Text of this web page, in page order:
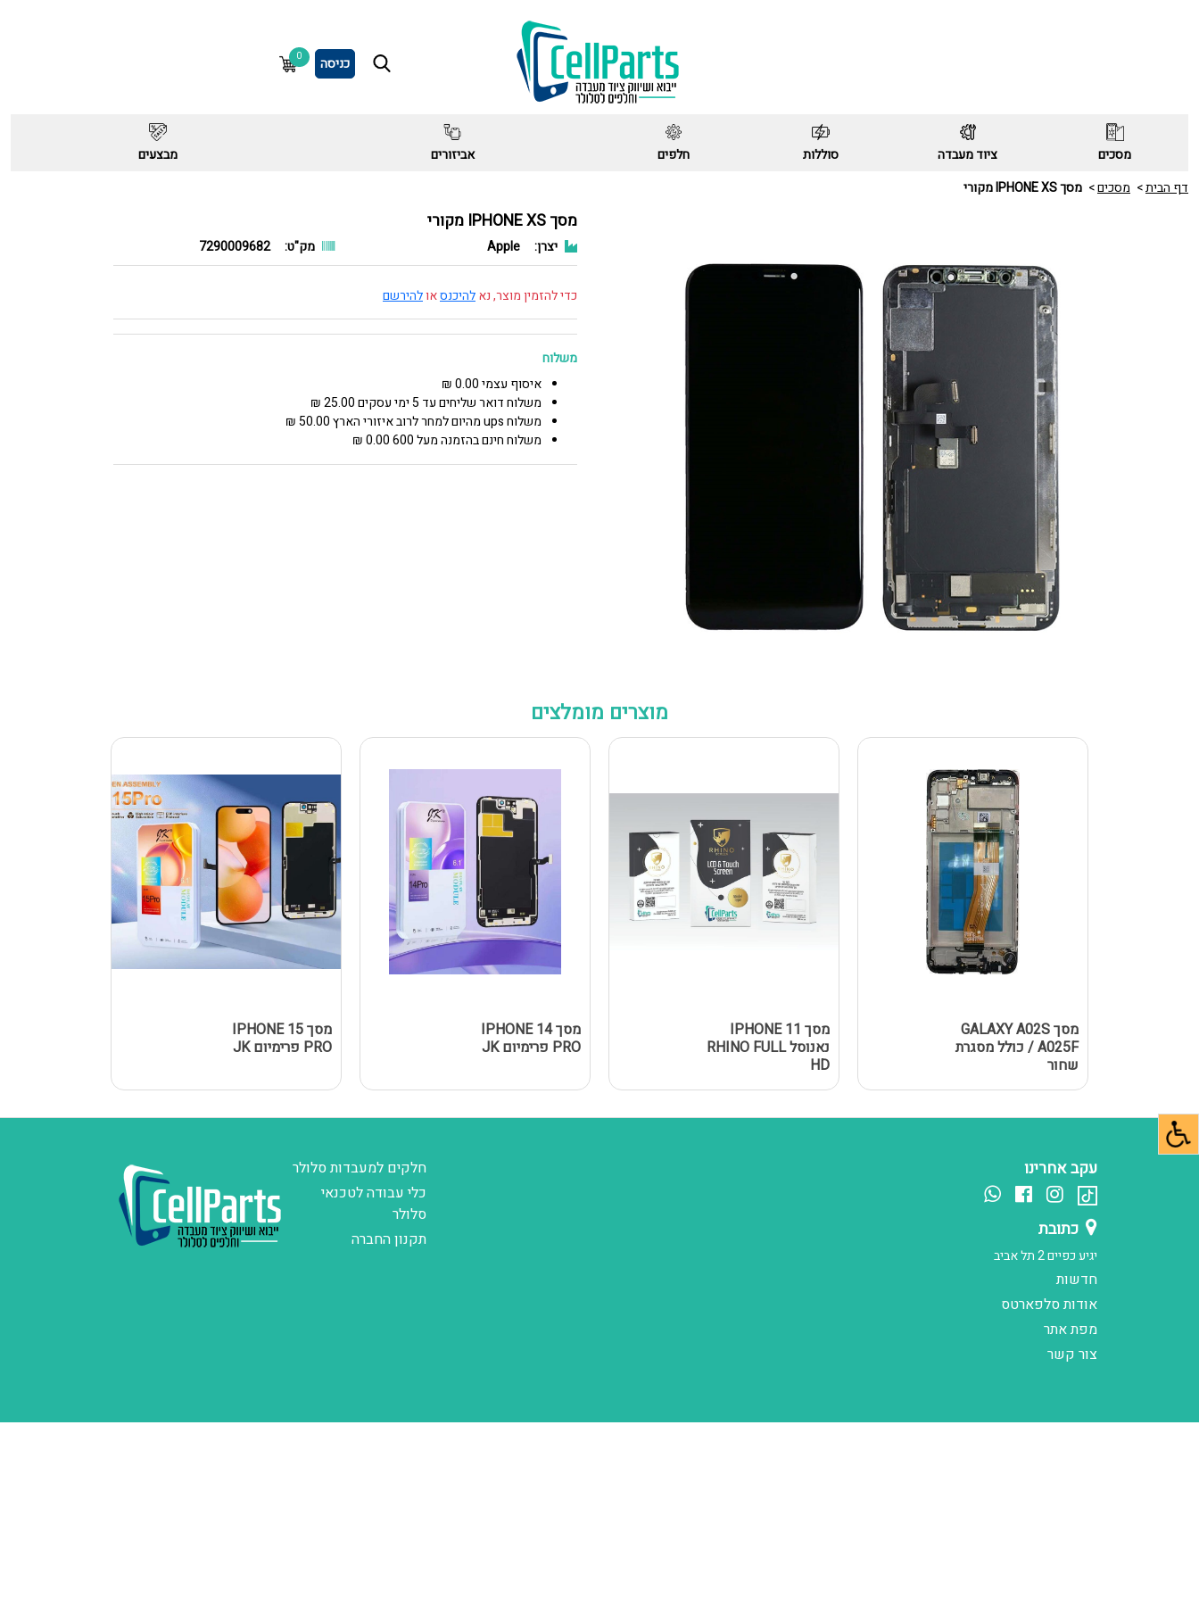
כניסה 0
מסכים ציוד מעבדה סוללות חלפים אביזורים
מבצעים
דף הבית
מסכים מסך IPHONE XS מקורי
מסך IPHONE XS מקורי
יצרן: Apple מק"ט: 7290009682
כדי להזמין מוצר, נאלהיכנסאולהירשם
משלוח
איסוף עצמי 0.00 ₪
משלוח דואר שליחים עד 5 ימי עסקים 25.00 ₪
משלוח ups מהיום למחר לרוב איזורי הארץ 50.00 ₪
משלוח חינם בהזמנה מעל 600 0.00 ₪
מוצרים מומלצים
מסך GALAXY A02S
/ A025F כולל מסגרת
שחור
מסך IPHONE 11
נאנוסל RHINO FULL
HD
מסך IPHONE 14
PRO פרימיום JK
מסך IPHONE 15
PRO פרימיום JK
עקב אחרינו
כתובת
יגיע כפיים 2 תל אביב
חדשות
אודות סלפארטס
מפת אתר
צור קשר
חלקים למעבדות סלולר
כלי עבודה לטכנאי
סלולר
תקנון החברה